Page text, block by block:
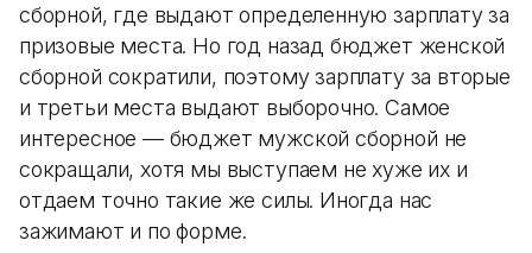
сборной, где выдают определенную зарплату за
призовые места. Но год назад бюджет женской
сборной сократили, поэтому зарплату за вторые
и третьи места выдают выборочно. Самое
интересное — бюджет мужской сборной не
сокращали, хотя мы выступаем не хуже их и
отдаем точно такие же силы. Иногда нас
зажимают и по форме.